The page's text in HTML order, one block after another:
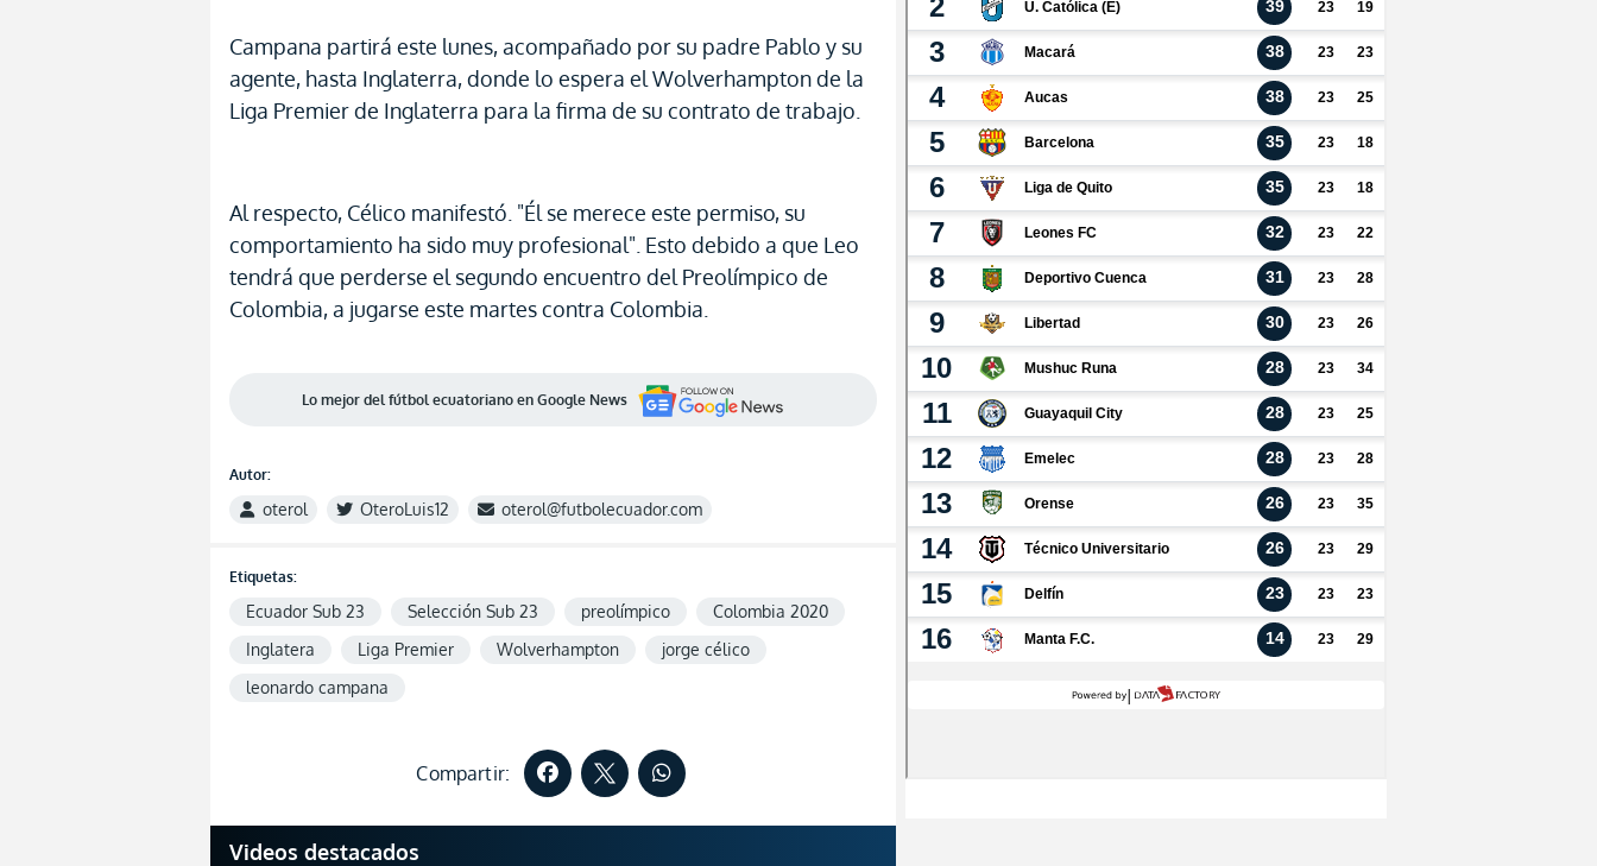
Campana partirá este lunes, acompañado por su padre Pablo y su
agente, hasta Inglaterra, donde lo espera el Wolverhampton de la
Liga Premier de Inglaterra para la firma de su contrato de trabajo.
Al respecto, Célico manifestó. "Él se merece este permiso, su
comportamiento ha sido muy profesional". Esto debido a que Leo
tendrá que perderse el segundo encuentro del Preolímpico de
Colombia, a jugarse este martes contra Colombia.
Lo mejor del fútbol ecuatoriano en Google News
Autor:
oterol OteroLuis12 oterol@futbolecuador.com
Etiquetas:
Ecuador Sub 23 Selección Sub 23 preolímpico
Colombia 2020
Inglatera
Liga Premier Wolverhampton
jorge célico
leonardo campana
Compartir:
Videos destacados